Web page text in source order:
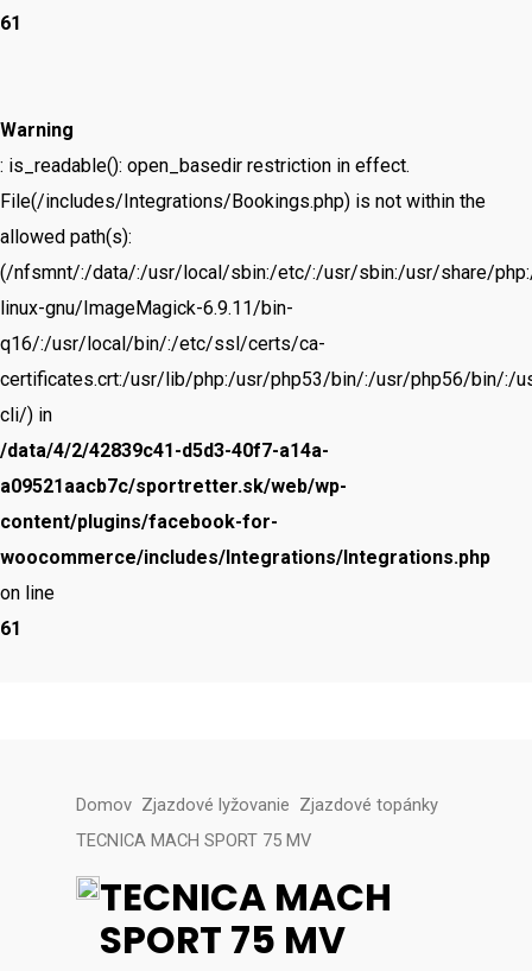
61
Warning
: is_readable(): open_basedir restriction in effect.
File(/includes/Integrations/Bookings.php) is not within the
allowed path(s):
(/nfsmnt/:/data/:/usr/local/sbin:/etc/:/usr/sbin:/usr/share/
linux-gnu/ImageMagick-6.9.11/bin-
q16/:/usr/local/bin/:/etc/ssl/certs/ca-
certificates.crt:/usr/lib/php:/usr/php53/bin/:/usr/php56/bin/
cli/) in
/data/4/2/42839c41-d5d3-40f7-a14a-
a09521aacb7c/sportretter.sk/web/wp-
content/plugins/facebook-for-
woocommerce/includes/Integrations/Integrations.php
on line
61
Domov Zjazdové lyžovanie Zjazdové topánky
TECNICA MACH SPORT 75 MV
TECNICA MACH
SPORT 75 MV